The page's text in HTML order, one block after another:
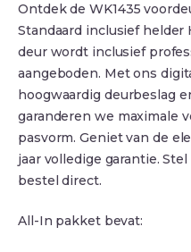
Ontdek de WK1435
Standaard inclusief helder
deur wordt inclusief
aangeboden. Met ons
hoogwaardig deurbeslag
garanderen we maximale
pasvorm. Geniet van de
jaar volledige garantie.
bestel direct.
All-In pakket bevat: